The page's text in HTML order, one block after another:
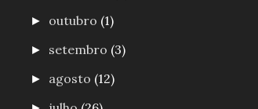
► outubro (1)
► setembro (3)
► agosto (12)